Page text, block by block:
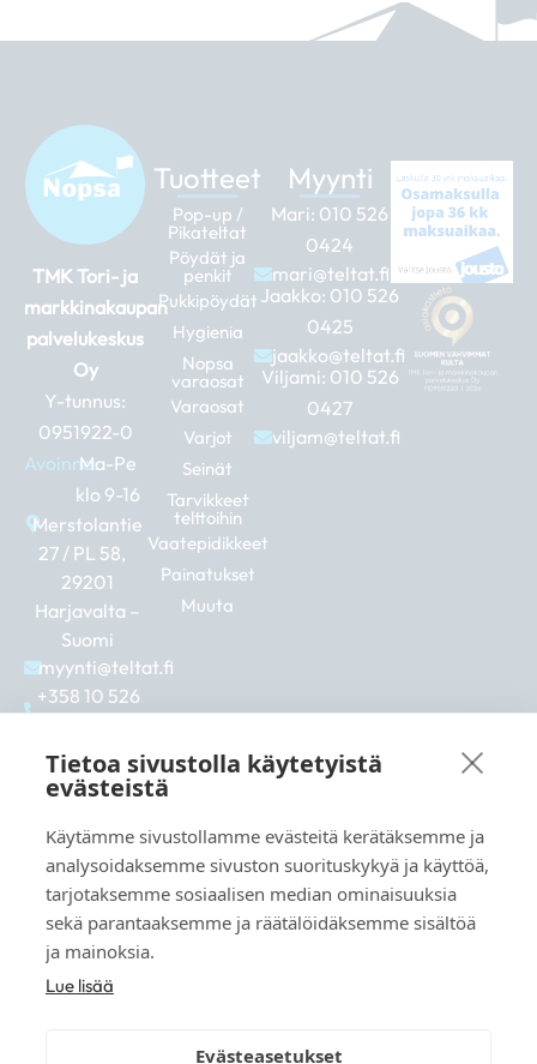
TMK Tori- ja
markkinakaupan
palvelukeskus
Oy
Y-tunnus:
0951922-0
Avoinna:Ma-Pe
klo 9-16
Merstolantie
27 / PL 58,
29201
Harjavalta –
Suomi
myynti@teltat.fi
+358 10 526
F
a
c
b
o
o
k
I
n
s
a
g
r
a
m
L
i
n
e
d
i
n
Tuotteet
Pop-up /
Pikateltat
Pöydät ja
penkit
Pukkipöydät
Hygienia
Nopsa
varaosat
Varaosat
Varjot
Seinät
Tarvikkeet
telttoihin
Vaatepidikkeet
Painatukset
Muuta
Myynti
Mari: 010 526
0424
mari@teltat.fi
Jaakko: 010 526
0425
jaakko@teltat.fi
Viljami: 010 526
0427
viljam@teltat.fi
Katso myös:
markkina.net
grillikeskus.fi
Tietoa sivustolla käytetyistä
evästeistä
Käytämme sivustollamme evästeitä kerätäksemme ja
analysoidaksemme sivuston suorituskykyä ja käyttöä,
tarjotaksemme sosiaalisen median ominaisuuksia
sekä parantaaksemme ja räätälöidäksemme sisältöä
ja mainoksia.
Lue lisää
Evästeasetukset